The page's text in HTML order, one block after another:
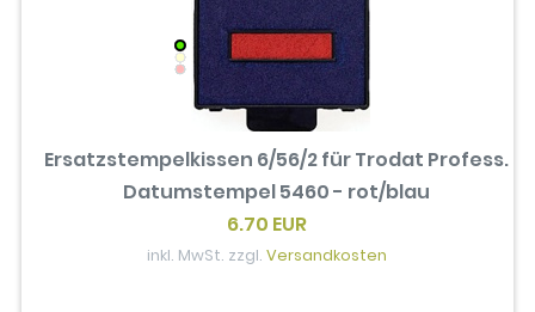
Ersatzstempelkissen 6/56/2 für Trodat Profess.
Datumstempel 5460 - rot/blau
6.70 EUR
inkl. MwSt. zzgl.Versandkosten